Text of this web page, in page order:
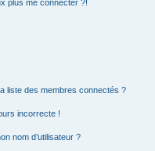
plus me connecter ?!
liste des membres connectés ?
incorrecte !
nom d’utilisateur ?